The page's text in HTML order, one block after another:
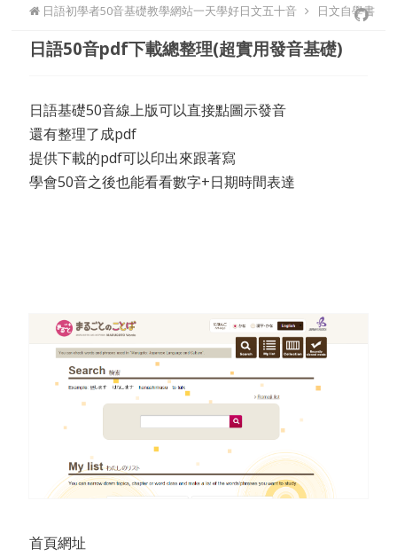
日語初學者50音基礎教學網站一天學好日文五十音 日文自學書
籍推薦日語50音pdf下載總整理(超實用發音基礎)
日語基礎50音線上版可以直接點圖示發音
還有整理了成pdf
提供下載的pdf可以印出來跟著寫
學會50音之後也能看看數字+日期時間表達
首頁網址